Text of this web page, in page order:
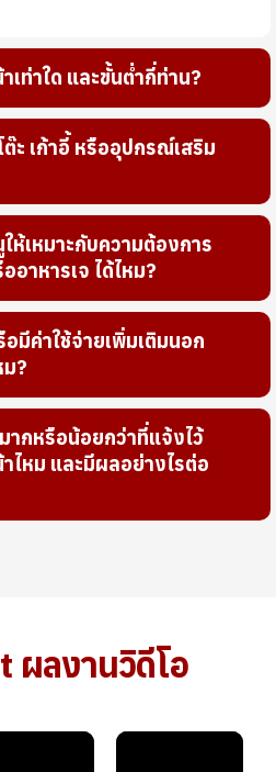
ท่าใด และขั้นต่ำกี่ท่าน?
ะ เก้าอี้ หรืออุปกรณ์เสริม
ห้เหมาะกับความต้องการ
อาหารเจ ได้ไหม?
มีค่าใช้จ่ายเพิ่มเติมนอก
ม?
ากหรือน้อยกว่าที่แจ้งไว้
ไหม และมีผลอย่างไรต่อ
ผลงานวิดีโอ